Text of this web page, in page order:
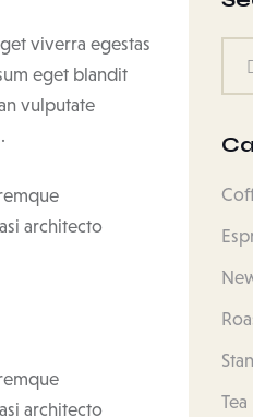
viverra egestas
eget blandit
vulputate
architecto
architecto